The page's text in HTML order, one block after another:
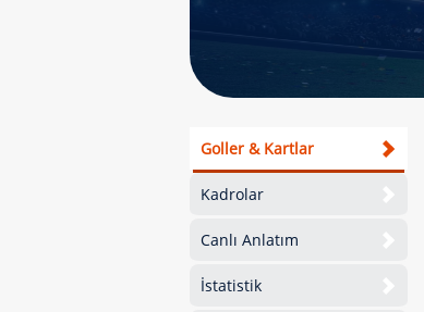
Goller & Kartlar
Kadrolar
Canlı Anlatım
İstatistik